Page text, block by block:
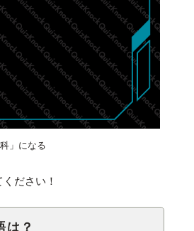
」になる
ください！
は？